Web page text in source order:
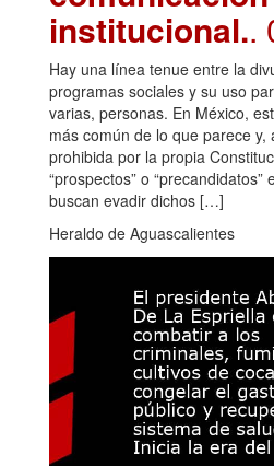
institucional..
Hay una línea tenue entre la
programas sociales y su uso
varias, personas. En México,
más común de lo que parece y,
prohibida por la propia
“prospectos” o
buscan evadir dichos […]
Heraldo de Aguascalientes